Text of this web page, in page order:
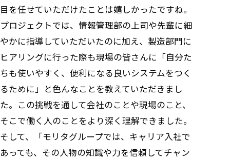
目を任せていただけたことは嬉しかったですね。
プロジェクトでは、情報管理部の上司や先輩に細
やかに指導していただいたのに加え、製造部門に
ヒアリングに行った際も現場の皆さんに「自分た
ちも使いやすく、便利になる良いシステムをつく
るために」と色んなことを教えていただきまし
た。この挑戦を通して会社のことや現場のこと、
そこで働く人のことをより深く理解できました。
そして、「モリタグループでは、キャリア入社で
あっても、その人物の知識や力を信頼してチャン